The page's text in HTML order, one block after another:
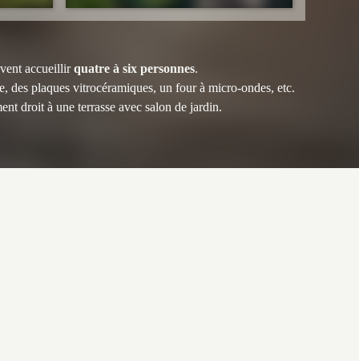
accueillirquatre à six personnes.
des plaques vitrocéramiques, un four à micro-ondes, etc.
droit à une terrasse avec salon de jardin.